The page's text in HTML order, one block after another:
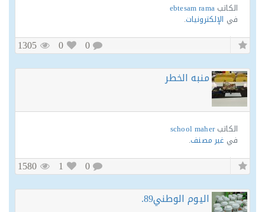
ebtesam rama
الإلكترونيات.
0
1305
منبه الخطر
school maher
غير مصنف.
1
1580
اليوم الوطني89.